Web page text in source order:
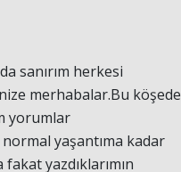
sanırım herkesi
merhabalar.Bu köşede
yorumlar
yaşantıma kadar
yazdıklarımın